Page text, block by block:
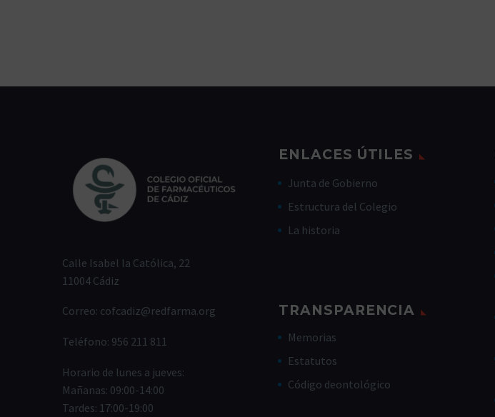
Calle Isabel la Católica, 22
11004 Cádiz
Correo: cofcadiz@redfarma.org
Teléfono: 956 211 811
Horario de lunes a jueves:
Mañanas: 09:00-14:00
Tardes: 17:00-19:00
ENLACES ÚTILES
Junta de Gobierno
Estructura del Colegio
La historia
TRANSPARENCIA
Memorias
Estatutos
Código deontológico